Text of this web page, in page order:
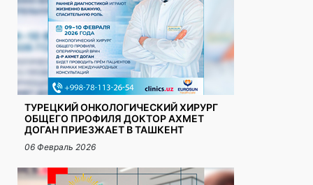
ТУРЕЦКИЙ ОНКОЛОГИЧЕСКИЙ ХИРУРГ
ОБЩЕГО ПРОФИЛЯ ДОКТОР АХМЕТ
ДОГАН ПРИЕЗЖАЕТ В ТАШКЕНТ
06 Февраль 2026